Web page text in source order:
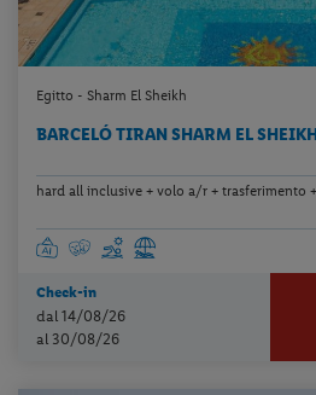
Egitto - Sharm El Sheikh
BARCELÓ TIRAN SHARM EL
hard all inclusive + volo a/r + trasferimento
Check-in
dal 14/08/26
al 30/08/26